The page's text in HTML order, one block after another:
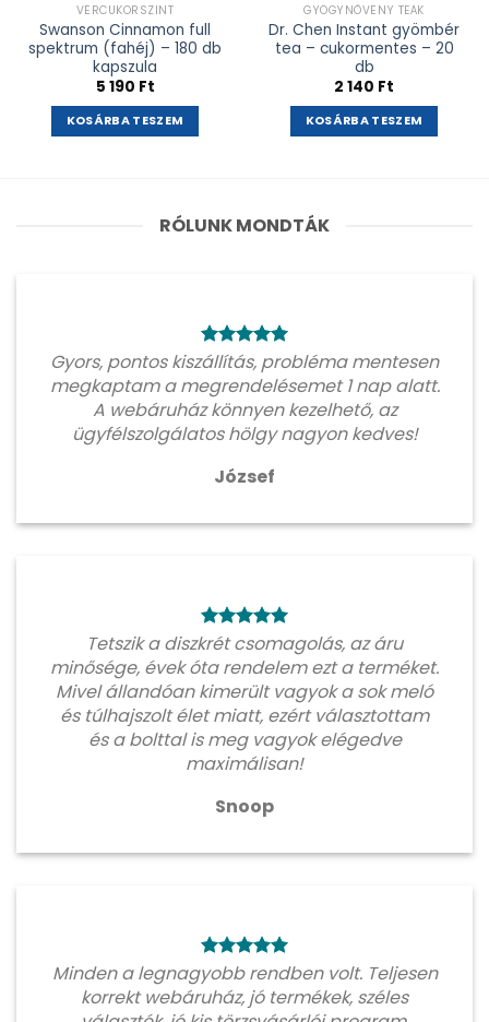
VÉRCUKORSZINT
Swanson Cinnamon full
spektrum (fahéj) – 180 db
kapszula
5 190 Ft
KOSÁRBA TESZEM
GYÓGYNÖVÉNY TEÁK
Dr. Chen Instant gyömbér
tea – cukormentes – 20
db
2 140 Ft
KOSÁRBA TESZEM
RÓLUNK MONDTÁK
Gyors, pontos kiszállítás, probléma mentesen
megkaptam a megrendelésemet 1 nap alatt.
A webáruház könnyen kezelhető, az
ügyfélszolgálatos hölgy nagyon kedves!
József
Tetszik a diszkrét csomagolás, az áru
minősége, évek óta rendelem ezt a terméket.
Mivel állandóan kimerült vagyok a sok meló
és túlhajszolt élet miatt, ezért választottam
és a bolttal is meg vagyok elégedve
maximálisan!
Snoop
Minden a legnagyobb rendben volt. Teljesen
korrekt webáruház, jó termékek, széles